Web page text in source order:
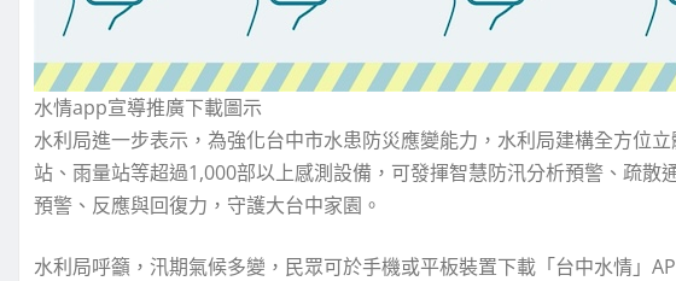
水情app宣導推廣下載圖示
水利局進一步表示，為強化台中市水患防災應變能力，水利局建構全方位
站、雨量站等超過1,000部以上感測設備，可發揮智慧防汛分析預警、疏散
預警、反應與回復力，守護大台中家園。
水利局呼籲，汛期氣候多變，民眾可於手機或平板裝置下載「台中水情」